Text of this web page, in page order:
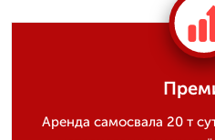
Аренда самосвала 20 т